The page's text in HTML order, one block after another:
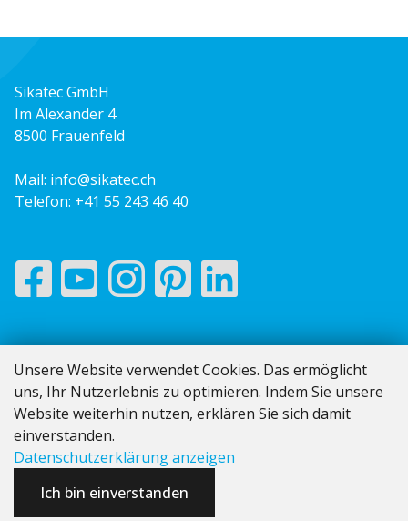
Sikatec GmbH
Im Alexander 4
8500 Frauenfeld
Mail: info@sikatec.ch
Telefon: +41 55 243 46 40
Impressum
AGB
Datenschutz
Vom Angebot bis zur Rechnung
Unsere Website verwendet Cookies. Das ermöglicht
uns, Ihr Nutzerlebnis zu optimieren. Indem Sie unsere
Website weiterhin nutzen, erklären Sie sich damit
einverstanden.
Datenschutzerklärung anzeigen
Ich bin einverstanden